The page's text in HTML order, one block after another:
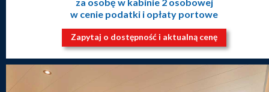
w cenie podatki i opłaty portowe
Zapytaj o dostępność i aktualną cenę